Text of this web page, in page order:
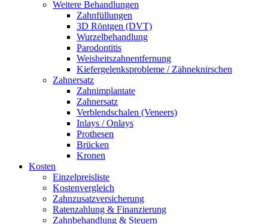
Weitere Behandlungen
Zahnfüllungen
3D Röntgen (DVT)
Wurzelbehandlung
Parodontitis
Weisheitszahnentfernung
Kiefergelenksprobleme / Zähneknirschen
Zahnersatz
Zahnimplantate
Zahnersatz
Verblendschalen (Veneers)
Inlays / Onlays
Prothesen
Brücken
Kronen
Kosten
Einzelpreisliste
Kostenvergleich
Zahnzusatzversicherung
Ratenzahlung & Finanzierung
Zahnbehandlung & Steuern